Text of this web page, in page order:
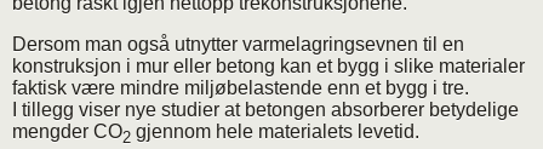
Dersom man også utnytter varmelagringsevnen til en
konstruksjon i mur eller betong kan et bygg i slike materialer
faktisk være mindre miljøbelastende enn et bygg i tre.
I tillegg viser nye studier at betongen absorberer betydelige
mengder CO2 gjennom hele materialets levetid.